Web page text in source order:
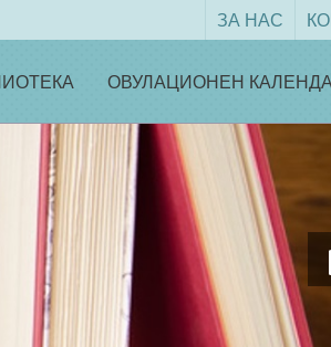
ЗА НАС
ОВУЛАЦИОНЕН